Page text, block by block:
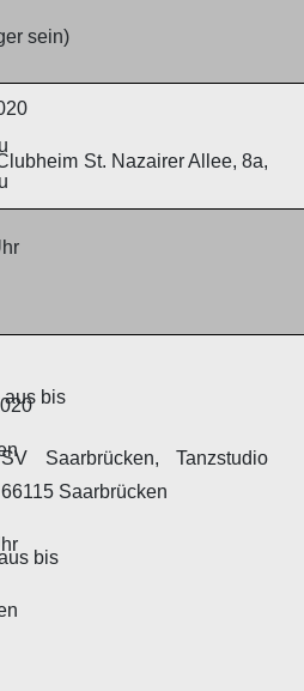
sein)
aus bis
bis
St. Nazairer Allee, 8a,
Saarbrücken, Tanzstudio
Saarbrücken